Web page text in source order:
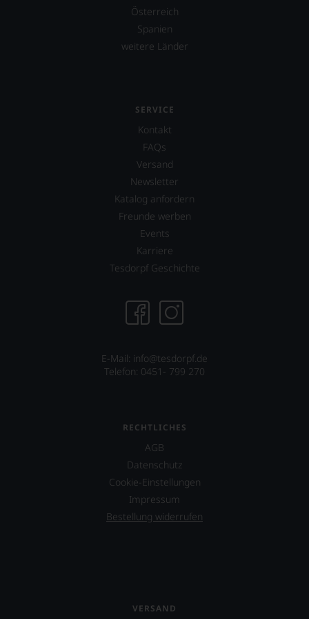
Österreich
Spanien
weitere Länder
SERVICE
Kontakt
FAQs
Versand
Newsletter
Katalog anfordern
Freunde werben
Events
Karriere
Tesdorpf Geschichte
E-Mail: info@tesdorpf.de
Telefon: 0451- 799 270
RECHTLICHES
AGB
Datenschutz
Cookie-Einstellungen
Impressum
Bestellung widerrufen
VERSAND